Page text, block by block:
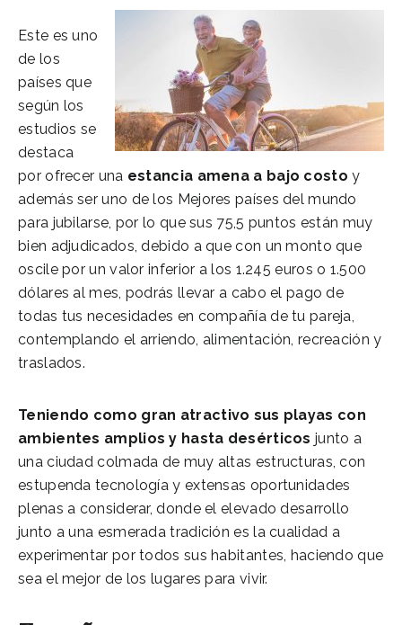
Este es uno
de los
países que
según los
estudios se
destaca
por ofrecer una estancia amena a bajo costoy
además ser uno de los Mejores países del mundo
para jubilarse, por lo que sus 75,5 puntos están muy
bien adjudicados, debido a que con un monto que
oscile por un valor inferior a los 1.245 euros o 1.500
dólares al mes, podrás llevar a cabo el pago de
todas tus necesidades en compañía de tu pareja,
contemplando el arriendo, alimentación, recreación y
traslados.
Teniendo como gran atractivo sus playas con
ambientes amplios y hasta desérticos junto a
una ciudad colmada de muy altas estructuras, con
estupenda tecnología y extensas oportunidades
plenas a considerar, donde el elevado desarrollo
junto a una esmerada tradición es la cualidad a
experimentar por todos sus habitantes, haciendo que
sea el mejor de los lugares para vivir.